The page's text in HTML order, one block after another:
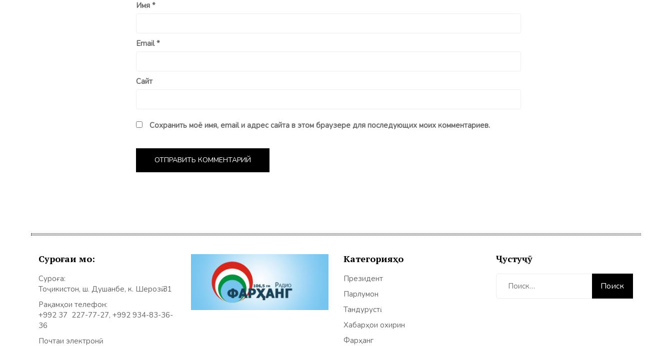
Имя *
Email*
Сайт
Сохранить моё имя, email и адрес сайта в этом браузере для последующих моих комментариев.
Суроғаи мо:
Суроға:
Тоҷикистон, ш. Душанбе, к. Шерозӣ 31
Рақамҳои телефон:
+992 37 227-77-27, +992 934-83-36-
36
Почтаи электронӣ:
Категорияҳо
Президент
Парлумон
Тандурустӣ
Хабарҳои охирин
Фарҳанг
Ҷустуҷӯ